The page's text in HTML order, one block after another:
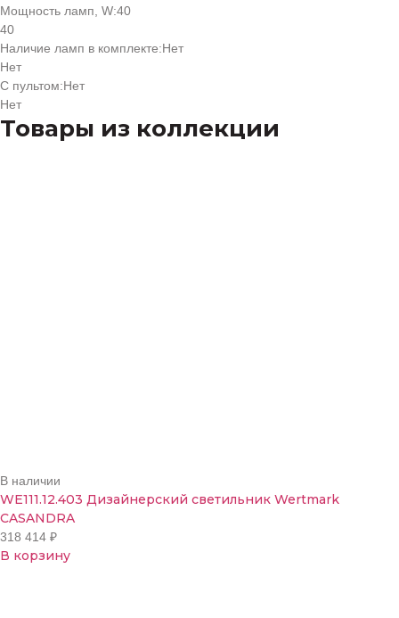
Мощность ламп, W:40
40
Наличие ламп в комплекте:Нет
Нет
С пультом:Нет
Нет
Товары из коллекции
В наличии
WE111.12.403 Дизайнерский светильник Wertmark
CASANDRA
318 414 ₽
В корзину